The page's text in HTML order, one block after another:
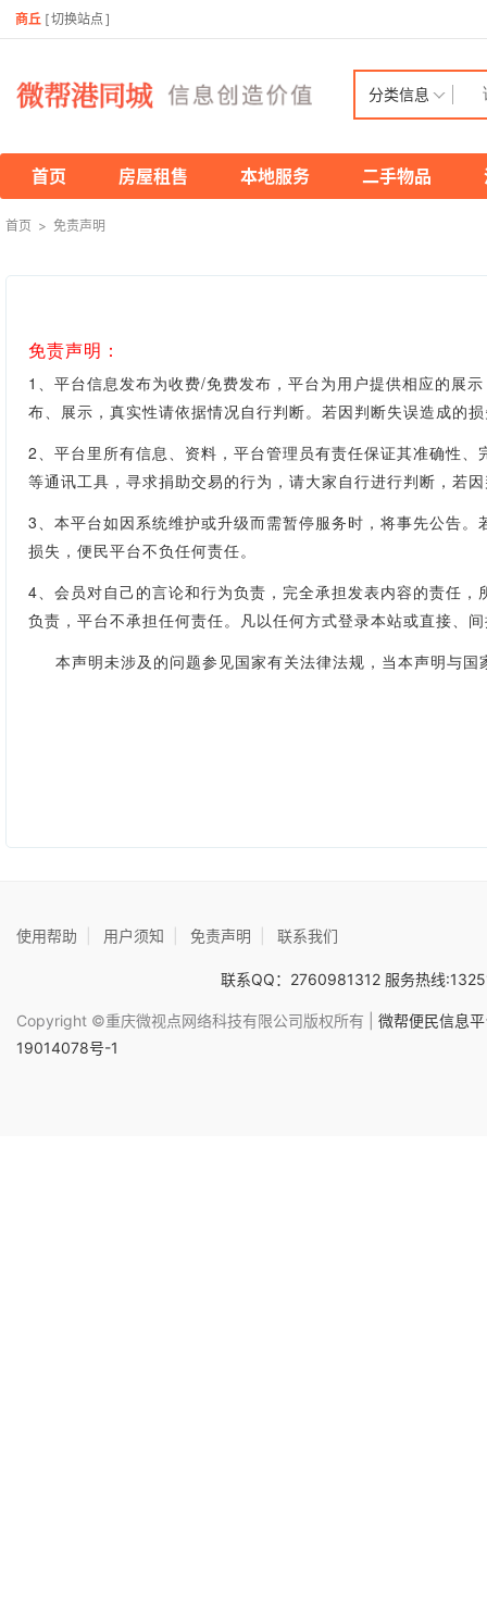
商丘 [切换站点 ]
分类信息
首页 房屋租售 本地服务 二手物品
首页 > 免责声明
免责声明：
1、平台信息发布为收费/免费发布，平台为用户提供相应的展
布、展示，真实性请依据情况自行判断。 若因判断失误造成的
2、平台里所有信息、资料，平台管理员有责任保证其准确性
等通讯工具，寻求捐助交易的行为，请大家自行进行判断，若
3、本平台如因系统维护或升级而需暂停服务时，将事先公告
损失，便民平台不负任何责任。
4、会员对自己的言论和行为负责，完全承担发表内容的责任
负责，平台不承担任何责任。凡以任何方式登录本站或直接、
本声明未涉及的问题参见国家有关法律法规，当本声明与国
使用帮助 用户须知 免责声明 联系我们
联系QQ：2760981312 服务热线
Copyright ©重庆微视点网络科技有限公司版权所有 |
微帮便民信息
19014078号-1